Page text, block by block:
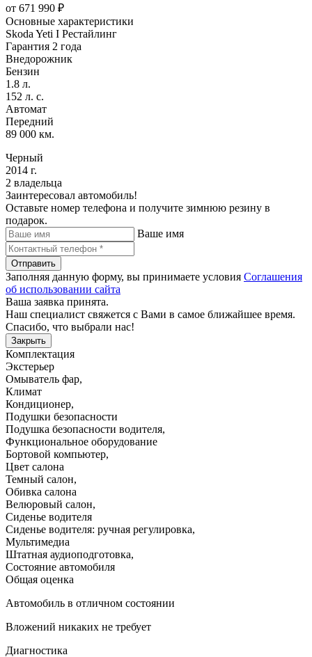
от 671 990 ₽
Основные характеристики
Skoda Yeti I Рестайлинг
Гарантия 2 года
Внедорожник
Бензин
1.8 л.
152 л. с.
Автомат
Передний
89 000 км.
Черный
2014 г.
2 владельца
Заинтересовал автомобиль!
Оставьте номер телефона и получите зимнюю резину в
подарок.
Ваше имя
Отправить
Заполняя данную форму, вы принимаете условия Соглашения
об использовании сайта
Ваша заявка принята.
Наш специалист свяжется с Вами в самое ближайшее время.
Спасибо, что выбрали нас!
Закрыть
Комплектация
Экстерьер
Омыватель фар,
Климат
Кондиционер,
Подушки безопасности
Подушка безопасности водителя,
Функциональное оборудование
Бортовой компьютер,
Цвет салона
Темный салон,
Обивка салона
Велюровый салон,
Сиденье водителя
Сиденье водителя: ручная регулировка,
Мультимедиа
Штатная аудиоподготовка,
Состояние автомобиля
Общая оценка
Автомобиль в отличном состоянии
Вложений никаких не требует
Диагностика